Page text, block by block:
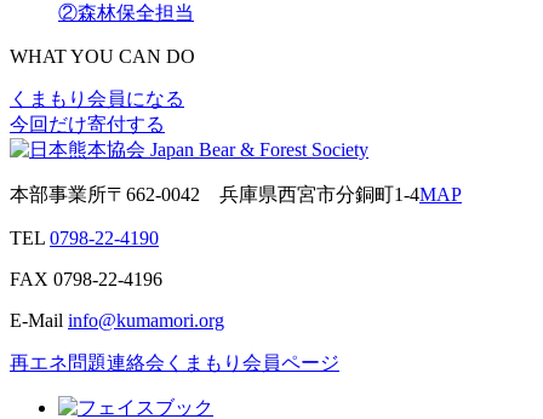
②森林保全担当
WHAT YOU CAN DO
くまもり会員になる
今回だけ寄付する
本部事業所〒662-0042 兵庫県西宮市分銅町1-4MAP
TEL 0798-22-4190
FAX 0798-22-4196
E-Mail info@kumamori.org
再エネ問題連絡会 くまもり会員ページ